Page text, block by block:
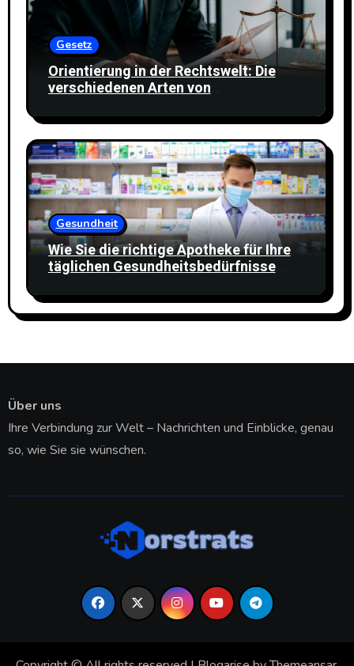
Gesetz
Orientierung in der Rechtswelt: Die
verschiedenen Arten von
Gesundheit
Wie Sie die richtige Apotheke für Ihre
täglichen Gesundheitsbedürfnisse
Über uns
Ihre Verbindung zur Welt – Nachrichten und Einblicke, genau
so, wie Sie sie wünschen.